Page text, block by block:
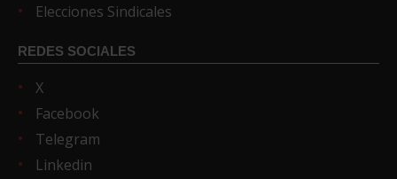
Elecciones Sindicales
REDES SOCIALES
X
Facebook
Telegram
Linkedin